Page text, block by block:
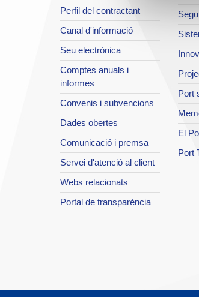
Perfil del contractant
Canal d'informació
Seu electrònica
Comptes anuals i
informes
Convenis i subvencions
Dades obertes
Comunicació i premsa
Servei d'atenció al client
Webs relacionats
Portal de transparència
Port
El
Port